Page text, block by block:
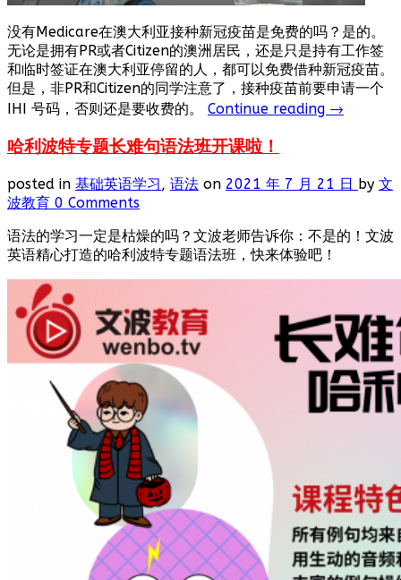
没有Medicare在澳大利亚接种新冠疫苗是免费的吗？是的。
无论是拥有PR或者Citizen的澳洲居民，还是只是持有工作签
和临时签证在澳大利亚停留的人，都可以免费借种新冠疫苗。
但是，非PR和Citizen的同学注意了，接种疫苗前要申请一个
IHI 号码，否则还是要收费的。 Continue reading →
哈利波特专题长难句语法班开课啦！
posted in 基础英语学习, 语法 on 2021 年 7 月 21 日 by 文
波教育 0 Comments
语法的学习一定是枯燥的吗？文波老师告诉你：不是的！文波
英语精心打造的哈利波特专题语法班，快来体验吧！